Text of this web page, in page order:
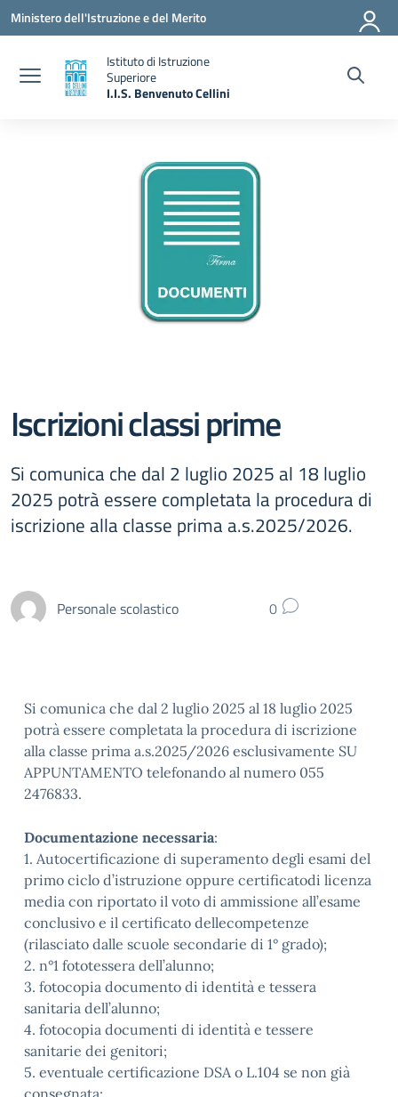
Vai ai contenuti
Vai al menu di navigazione
Vai al footer
Ministero dell'Istruzione e del Merito
Istituto di Istruzione
Superiore
I.I.S. Benvenuto Cellini
Iscrizioni classi prime
Si comunica che dal 2 luglio 2025 al 18 luglio
2025 potrà essere completata la procedura di
iscrizione alla classe prima a.s.2025/2026.
Personale scolastico 0
Si comunica che dal 2 luglio 2025 al 18 luglio 2025
potrà essere completata la procedura di iscrizione
alla classe prima a.s.2025/2026 esclusivamente SU
APPUNTAMENTO telefonando al numero 055
2476833.
Documentazione necessaria:
1. Autocertificazione di superamento degli esami del
primo ciclo d’istruzione oppure certificatodi licenza
media con riportato il voto di ammissione all’esame
conclusivo e il certificato dellecompetenze
(rilasciato dalle scuole secondarie di 1° grado);
2. n°1 fototessera dell’alunno;
3. fotocopia documento di identità e tessera
sanitaria dell’alunno;
4. fotocopia documenti di identità e tessere
sanitarie dei genitori;
5. eventuale certificazione DSA o L.104 se non già
consegnata;